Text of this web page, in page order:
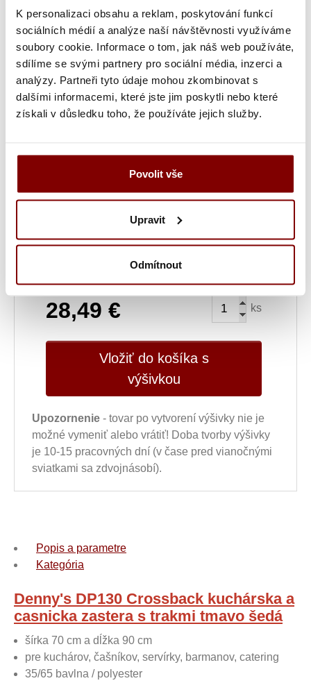
K personalizaci obsahu a reklam, poskytování funkcí
sociálních médií a analýze naší návštěvnosti využíváme
soubory cookie. Informace o tom, jak náš web používáte,
sdílíme se svými partnery pro sociální média, inzerci a
analýzy. Partneři tyto údaje mohou zkombinovat s
dalšími informacemi, které jste jim poskytli nebo které
získali v důsledku toho, že používáte jejich služby.
Povolit vše
Upravit
Odmítnout
Vyšití textu + 5.10€ Maximálně dvouřádkové
vyšití jména, přezdívky nebo pracovní pozice.
Grafická úprava a vyšitie (logo + text) +
34.69€Ak ste u nás už logo vyšívali, máme ho
uložené a toto políčko pre vás neplatí. Maximálne
dvojriadkové vyšitie mená, prezývky alebo
Vyšitie loga a textu (bez grafickej úpravy) +
Ak ste si u nás už logo nechali vyšívať a
chcete ho znovu vyšiť z loga, ktoré už máme u
28,49 € ks
Vložiť do košíka s
výšivkou
Upozornenie - tovar po vytvorení výšivky nie je
možné vymeniť alebo vrátiť! Doba tvorby výšivky
je 10-15 pracovných dní (v čase pred vianočnými
sviatkami sa zdvojnásobí).
Popis a parametre
Kategória
Denny's DP130 Crossback kuchárska a
casnicka zastera s trakmi tmavo šedá
šírka 70 cm a dĺžka 90 cm
pre kuchárov, čašníkov, servírky, barmanov, catering
35/65 bavlna / polyester